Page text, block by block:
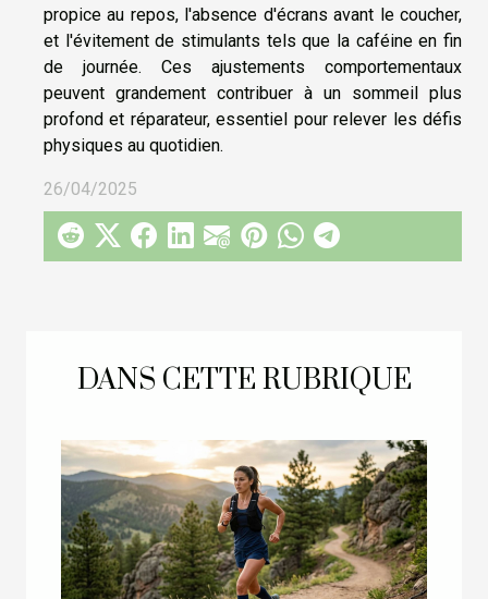
DANS CETTE RUBRIQUE
propice au repos, l'absence d'écrans avant le coucher,
et l'évitement de stimulants tels que la caféine en fin
de journée. Ces ajustements comportementaux
peuvent grandement contribuer à un sommeil plus
profond et réparateur, essentiel pour relever les défis
physiques au quotidien.
26/04/2025